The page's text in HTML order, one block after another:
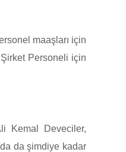
maaşları için
Personeli için
Kemal Deveciler,
da şimdiye kadar